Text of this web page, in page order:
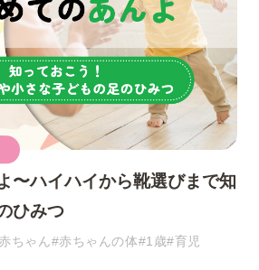
〜ハイハイから靴選びまで知
ひみつ
ちゃん#赤ちゃんの体#1歳#育児